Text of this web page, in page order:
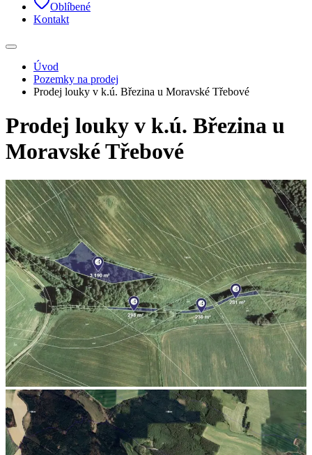
Oblíbené
Kontakt
Úvod
Pozemky na prodej
Prodej louky v k.ú. Březina u Moravské Třebové
Prodej louky v k.ú. Březina u
Moravské Třebové